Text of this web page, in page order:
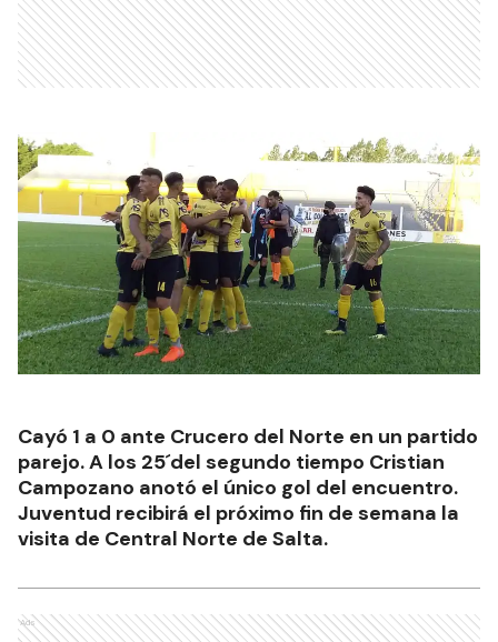
Cayó 1 a 0 ante Crucero del Norte en un partido
parejo. A los 25´del segundo tiempo Cristian
Campozano anotó el único gol del encuentro.
Juventud recibirá el próximo fin de semana la
visita de Central Norte de Salta.
Ads